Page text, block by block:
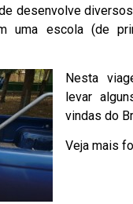
desenvolve
uma escola (de
Nesta
levar
vindas do
Veja mais